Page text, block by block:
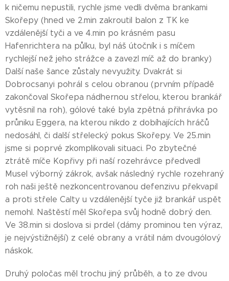
k ničemu nepustili, rychle jsme vedli dvěma brankami
Skořepy (hned ve 2.min zakroutil balon z TK ke
vzdálenější tyči a ve 4.min po krásném pasu
Hafenrichtera na půlku, byl náš útočník i s míčem
rychlejší než jeho strážce a zavezl míč až do branky)
Další naše šance zůstaly nevyužity. Dvakrát si
Dobrocsanyi pohrál s celou obranou (prvním případě
zakončoval Skořepa nádhernou střelou, kterou brankář
vytěsnil na roh), gólové také byla zpětná přihrávka po
průniku Eggera, na kterou nikdo z dobíhajících hráčů
nedosáhl, či další střelecký pokus Skořepy. Ve 25.min
jsme si poprvé zkomplikovali situaci. Po zbytečné
ztrátě míče Kopřivy při naší rozehrávce předvedl
Musel výborný zákrok, avšak následný rychle rozehraný
roh naši ještě nezkoncentrovanou defenzivu překvapil
a proti střele Calty u vzdálenější tyče již brankář uspět
nemohl. Naštěstí měl Skořepa svůj hodně dobrý den.
Ve 38.min si doslova si prdel (dámy prominou ten výraz,
je nejvýstižnější) z celé obrany a vrátil nám dvougólový
náskok.
Druhý poločas měl trochu jiný průběh, a to ze dvou